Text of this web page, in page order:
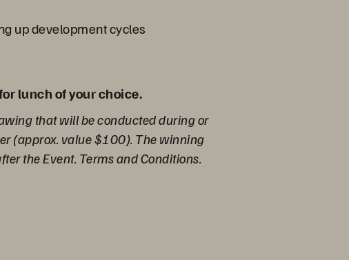
up development cycles
lunch of your choice.
that will be conducted during or
(approx. value $100). The winning
the Event. Terms and Conditions.